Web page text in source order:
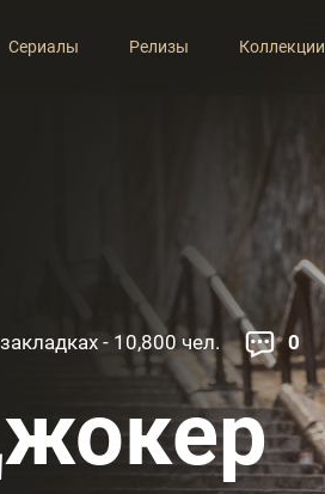
Сериалы Релизы Коллекции
- 10,800 чел. 0